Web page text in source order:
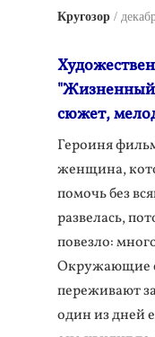
Кругозор
"Жизненный
сюжет,
Героиня
женщина,
помочь без
развелась,
повезло:
Окружающие
переживают
один из дней